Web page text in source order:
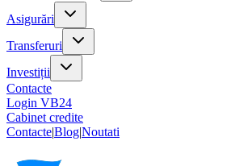
Asigurări
Transferuri
Investiții
Contacte
Login VB24
Cabinet credite
Contacte|Blog|Noutati